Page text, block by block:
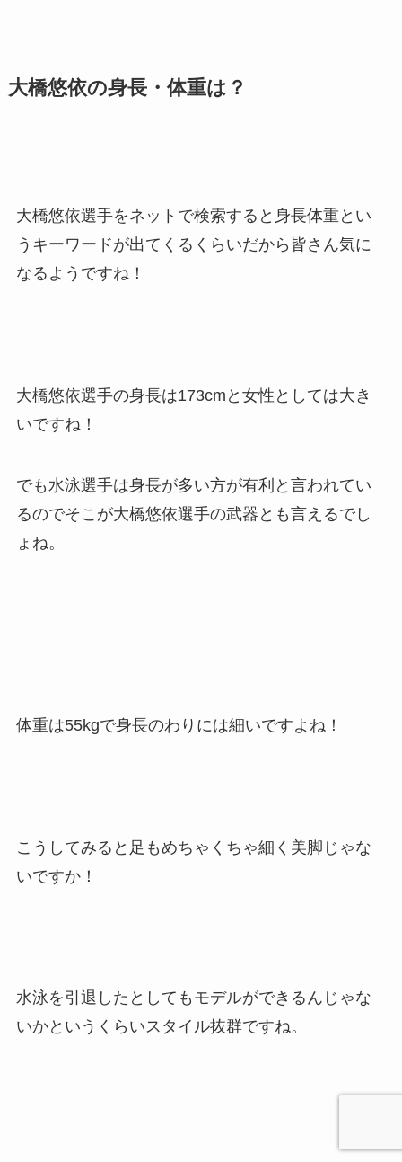
大橋悠依の身長・体重は？
大橋悠依選手をネットで検索すると身長体重とい
うキーワードが出てくるくらいだから皆さん気に
なるようですね！
大橋悠依選手の身長は173cmと女性としては大き
いですね！
でも水泳選手は身長が多い方が有利と言われてい
るのでそこが大橋悠依選手の武器とも言えるでし
ょね。
体重は55kgで身長のわりには細いですよね！
こうしてみると足もめちゃくちゃ細く美脚じゃな
いですか！
水泳を引退したとしてもモデルができるんじゃな
いかというくらいスタイル抜群ですね。